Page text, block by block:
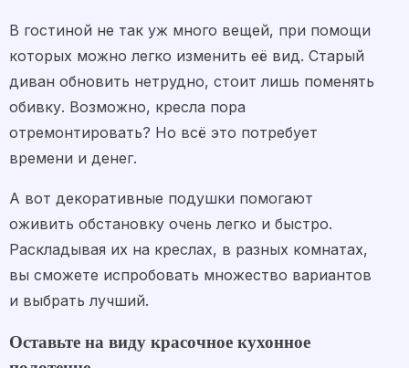
В гостиной не так уж много вещей, при помощи
которых можно легко изменить её вид. Старый
диван обновить нетрудно, стоит лишь поменять
обивку. Возможно, кресла пора
отремонтировать? Но всё это потребует
времени и денег.
А вот декоративные подушки помогают
оживить обстановку очень легко и быстро.
Раскладывая их на креслах, в разных комнатах,
вы сможете испробовать множество вариантов
и выбрать лучший.
Оставьте на виду красочное кухонное